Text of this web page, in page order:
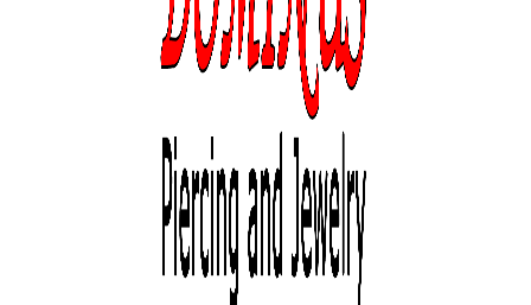
BAUCHNABELPIERCING MIT SEESTERN